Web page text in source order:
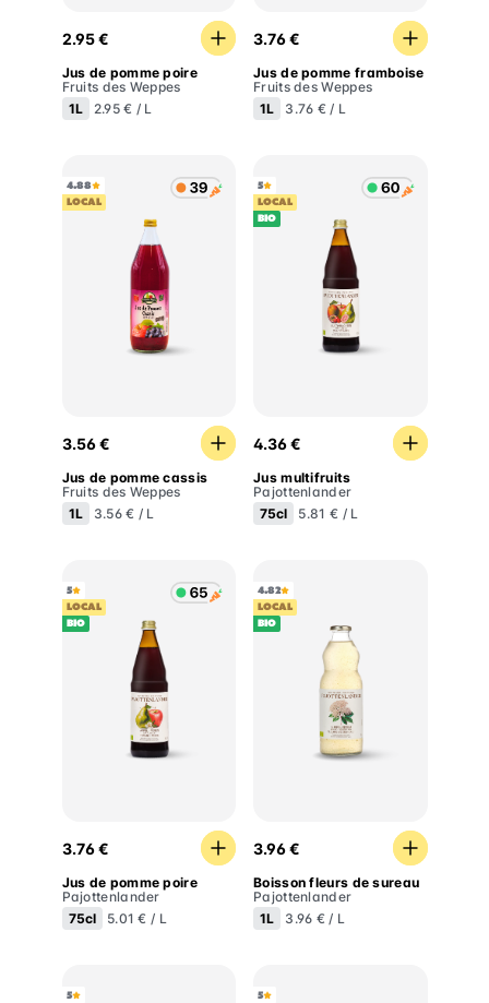
Jus de pomme poire
2.95 €
Jus de pomme poire
Fruits des Weppes
1L
2.95 € / L
Jus de pomme framboise
3.76 €
Jus de pomme framboise
Fruits des Weppes
1L
3.76 € / L
4.88
LOCAL
Jus de pomme cassis
3.56 €
Jus de pomme cassis
Fruits des Weppes
1L
3.56 € / L
5
LOCAL
BIO
4.36 €
Jus multifruits
Pajottenlander
75cl
5.81 € / L
5
LOCAL
BIO
Jus de pomme poire
3.76 €
Jus de pomme poire
Pajottenlander
75cl
5.01 € / L
4.82
LOCAL
BIO
Boisson fleurs de sureau
3.96 €
Boisson fleurs de sureau
Pajottenlander
1L
3.96 € / L
5
5